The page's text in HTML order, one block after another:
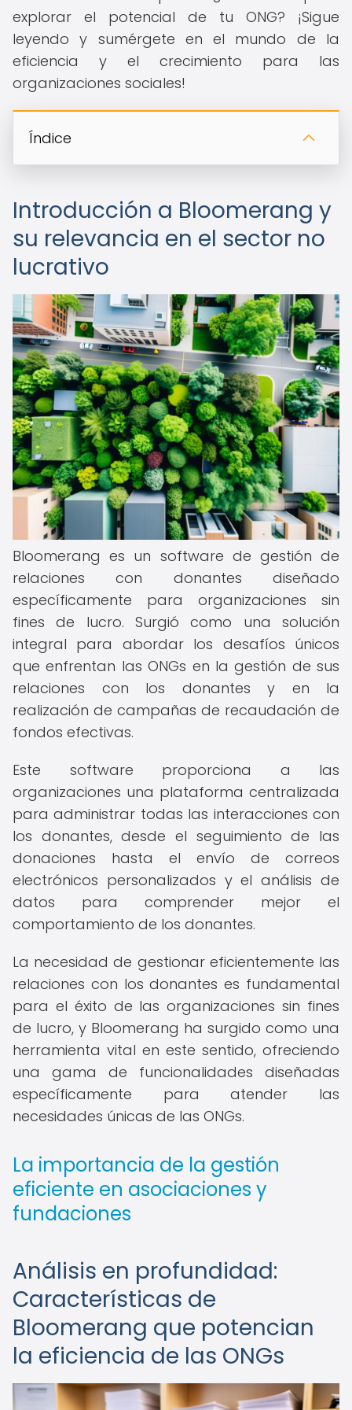
explorar el potencial de tu ONG? ¡Sigue
leyendo y sumérgete en el mundo de la
eficiencia y el crecimiento para las
organizaciones sociales!
Índice
Introducción a Bloomerang y
su relevancia en el sector no
lucrativo
Bloomerang es un software de gestión de
relaciones con donantes diseñado
específicamente para organizaciones sin
fines de lucro. Surgió como una solución
integral para abordar los desafíos únicos
que enfrentan las ONGs en la gestión de sus
relaciones con los donantes y en la
realización de campañas de recaudación de
fondos efectivas.
Este software proporciona a las
organizaciones una plataforma centralizada
para administrar todas las interacciones con
los donantes, desde el seguimiento de las
donaciones hasta el envío de correos
electrónicos personalizados y el análisis de
datos para comprender mejor el
comportamiento de los donantes.
La necesidad de gestionar eficientemente las
relaciones con los donantes es fundamental
para el éxito de las organizaciones sin fines
de lucro, y Bloomerang ha surgido como una
herramienta vital en este sentido, ofreciendo
una gama de funcionalidades diseñadas
específicamente para atender las
necesidades únicas de las ONGs.
La importancia de la gestión
eficiente en asociaciones y
fundaciones
Análisis en profundidad:
Características de
Bloomerang que potencian
la eficiencia de las ONGs